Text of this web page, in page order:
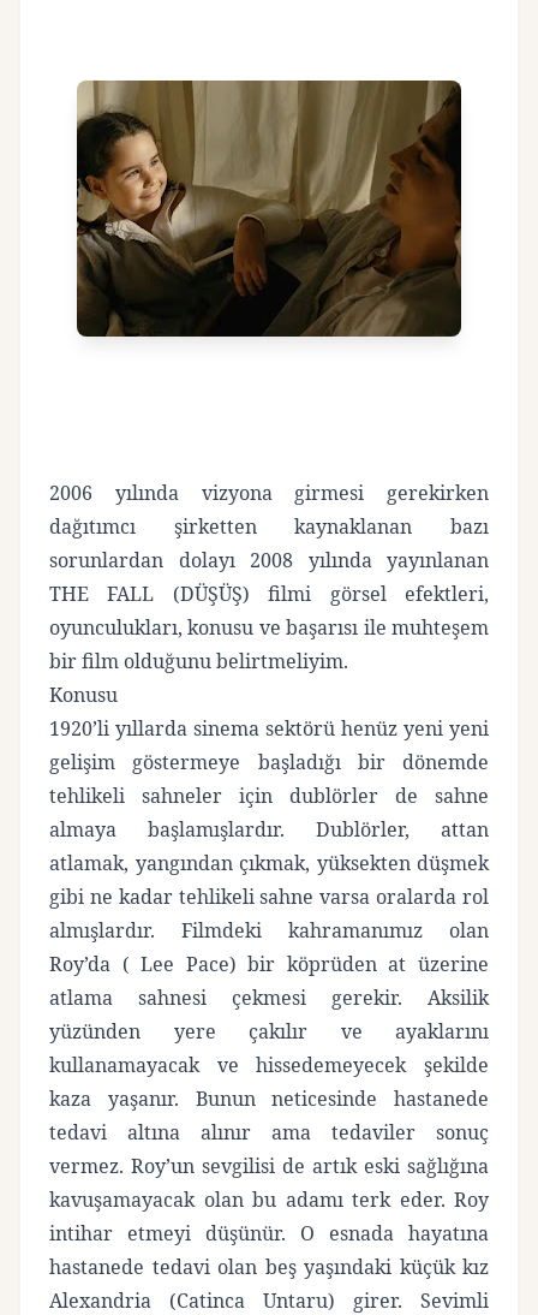
2006 yılında vizyona girmesi gerekirken
dağıtımcı şirketten kaynaklanan bazı
sorunlardan dolayı 2008 yılında yayınlanan
THE FALL (DÜŞÜŞ) filmi görsel efektleri,
oyunculukları, konusu ve başarısı ile muhteşem
bir film olduğunu belirtmeliyim.
Konusu
1920’li yıllarda sinema sektörü henüz yeni yeni
gelişim göstermeye başladığı bir dönemde
tehlikeli sahneler için dublörler de sahne
almaya başlamışlardır. Dublörler, attan
atlamak, yangından çıkmak, yüksekten düşmek
gibi ne kadar tehlikeli sahne varsa oralarda rol
almışlardır. Filmdeki kahramanımız olan
Roy’da ( Lee Pace) bir köprüden at üzerine
atlama sahnesi çekmesi gerekir. Aksilik
yüzünden yere çakılır ve ayaklarını
kullanamayacak ve hissedemeyecek şekilde
kaza yaşanır. Bunun neticesinde hastanede
tedavi altına alınır ama tedaviler sonuç
vermez. Roy’un sevgilisi de artık eski sağlığına
kavuşamayacak olan bu adamı terk eder. Roy
intihar etmeyi düşünür. O esnada hayatına
hastanede tedavi olan beş yaşındaki küçük kız
Alexandria (Catinca Untaru) girer. Sevimli